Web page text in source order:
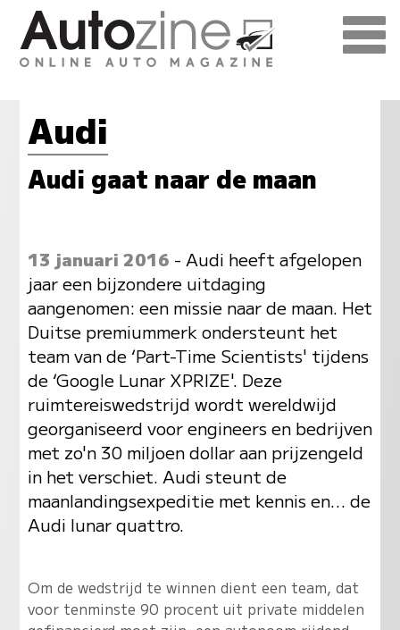
Audi
Audi gaat naar de maan
13 januari 2016 - Audi heeft afgelopen
jaar een bijzondere uitdaging
aangenomen: een missie naar de maan. Het
Duitse premiummerk ondersteunt het
team van de ‘Part-Time Scientists' tijdens
de ‘Google Lunar XPRIZE'. Deze
ruimtereiswedstrijd wordt wereldwijd
georganiseerd voor engineers en bedrijven
met zo'n 30 miljoen dollar aan prijzengeld
in het verschiet. Audi steunt de
maanlandingsexpeditie met kennis en… de
Audi lunar quattro.
Om de wedstrijd te winnen dient een team, dat
voor tenminste 90 procent uit private middelen